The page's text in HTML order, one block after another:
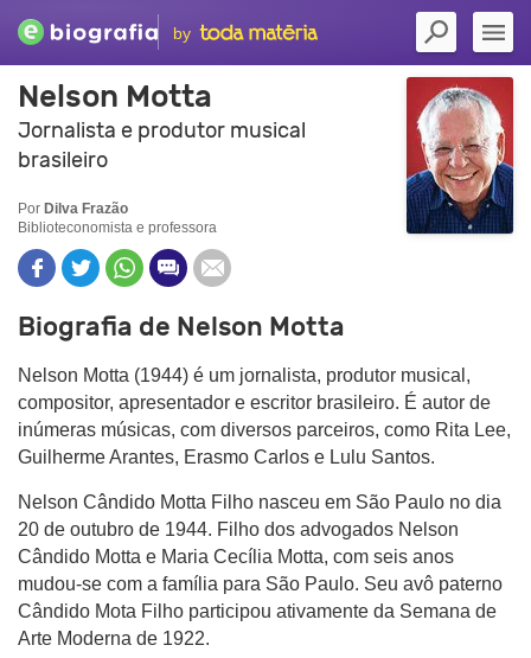
by
Nelson Motta
Jornalista e produtor musical
brasileiro
Por Dilva Frazão
Biblioteconomista e professora
Biografia de Nelson Motta
Nelson Motta (1944) é um jornalista, produtor musical,
compositor, apresentador e escritor brasileiro. É autor de
inúmeras músicas, com diversos parceiros, como Rita Lee,
Guilherme Arantes, Erasmo Carlos e Lulu Santos.
Nelson Cândido Motta Filho nasceu em São Paulo no dia
20 de outubro de 1944. Filho dos advogados Nelson
Cândido Motta e Maria Cecília Motta, com seis anos
mudou-se com a família para São Paulo. Seu avô paterno
Cândido Mota Filho participou ativamente da Semana de
Arte Moderna de 1922.